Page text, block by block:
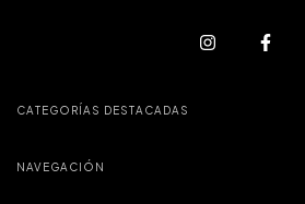
CATEGORÍAS DESTACADAS
NAVEGACIÓN